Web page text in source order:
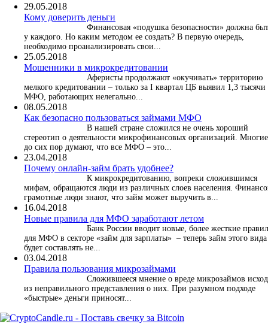
29.05.2018
Кому доверить деньги
Финансовая «подушка безопасности» должна
у каждого. Но каким методом ее создать? В первую очередь,
необходимо проанализировать свои...
25.05.2018
Мошенники в микрокредитовании
Аферисты продолжают «окучивать» территорию
мелкого кредитовании – только за I квартал ЦБ выявил 1,3 тысячи
МФО, работающих нелегально...
08.05.2018
Как безопасно пользоваться займами МФО
В нашей стране сложился не очень хороший
стереотип о деятельности микрофинансовых организаций. Многие
до сих пор думают, что все МФО – это...
23.04.2018
Почему онлайн-займ брать удобнее?
К микрокредитованию, вопреки сложившимся
мифам, обращаются люди из различных слоев населения.
грамотные люди знают, что займ может выручить в...
16.04.2018
Новые правила для МФО заработают летом
Банк России вводит новые, более жесткие
для МФО в секторе «займ для зарплаты» – теперь займ этого вида
будет составлять не...
03.04.2018
​Правила пользования микрозаймами
Сложившееся мнение о вреде микрозаймов
из неправильного представления о них. При разумном подходе
«быстрые» деньги приносят...